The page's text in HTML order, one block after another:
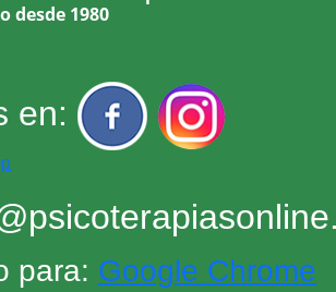
desde 1980
en:
para: Google Chrome